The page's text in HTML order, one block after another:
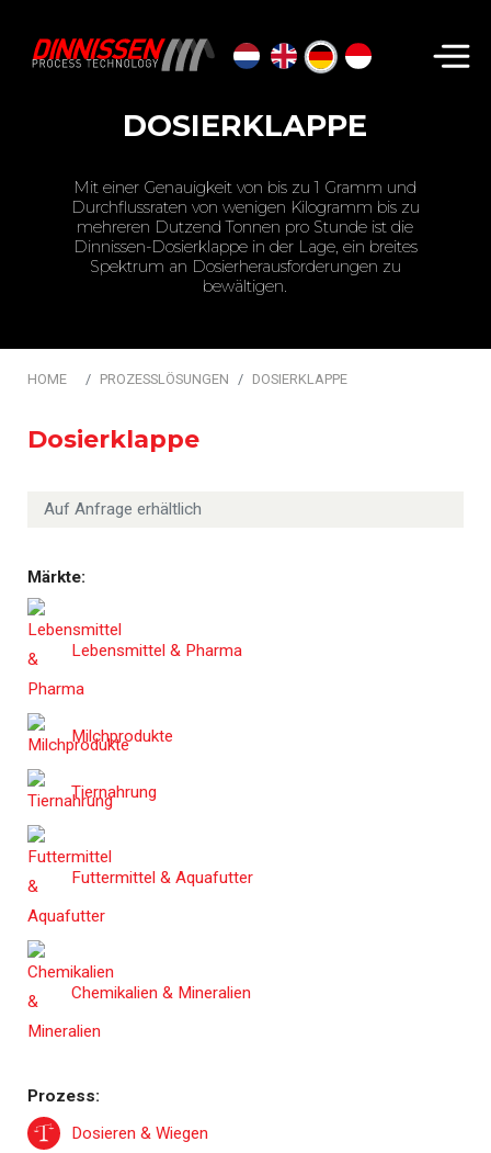
DOSIERKLAPPE
Mit einer Genauigkeit von bis zu 1 Gramm und
Durchflussraten von wenigen Kilogramm bis zu
mehreren Dutzend Tonnen pro Stunde ist die
Dinnissen-Dosierklappe in der Lage, ein breites
Spektrum an Dosierherausforderungen zu
bewältigen.
HOME PROZESSLÖSUNGEN DOSIERKLAPPE
Dosierklappe
Auf Anfrage erhältlich
Märkte:
Lebensmittel & Pharma
Milchprodukte
Tiernahrung
Futtermittel & Aquafutter
Chemikalien & Mineralien
Prozess:
Dosieren & Wiegen